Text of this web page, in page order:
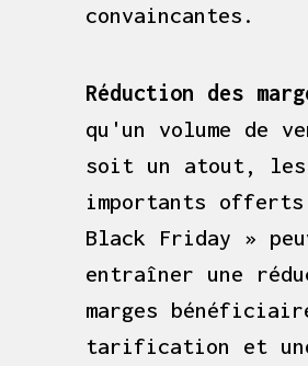
convaincantes.
Réduction des
qu'un volume de
soit un atout, les
importants
Black Friday »
entraîner une
marges
tarification et